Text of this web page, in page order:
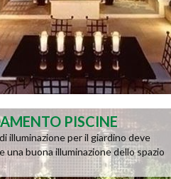
PISCINE
illuminazione per il giardino deve
una buona illuminazione dello spazio